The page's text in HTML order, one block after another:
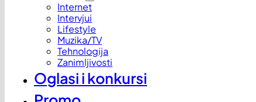
Internet
Intervjui
Lifestyle
Muzika/TV
Tehnologija
Zanimljivosti
Oglasi i konkursi